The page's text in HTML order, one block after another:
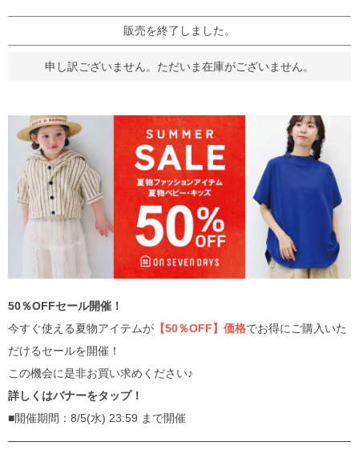
販売を終了しました。
申し訳ございません。ただいま在庫がございません。
50％OFFセール開催！
今すぐ使える夏物アイテムが 【50％OFF】価格でお得にご購入いた
だけるセールを開催！
この機会に是非お買い求めください♪
詳しくはバナーをタップ！
■開催期間：8/5(水) 23:59 まで開催